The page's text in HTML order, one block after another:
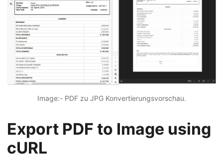
Image:- PDF zu JPG Konvertierungsvorschau.
Export PDF to Image using
cURL